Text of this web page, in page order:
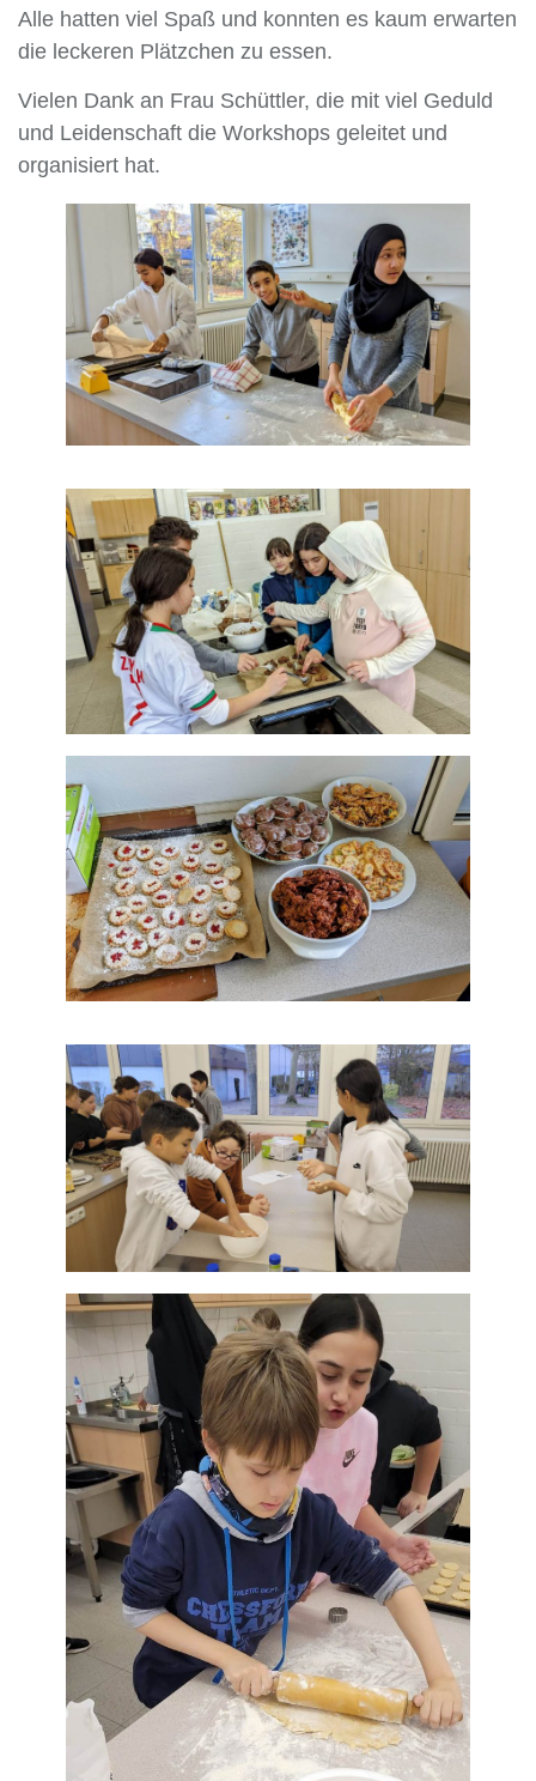
Alle hatten viel Spaß und konnten es kaum erwarten
die leckeren Plätzchen zu essen.
Vielen Dank an Frau Schüttler, die mit viel Geduld
und Leidenschaft die Workshops geleitet und
organisiert hat.